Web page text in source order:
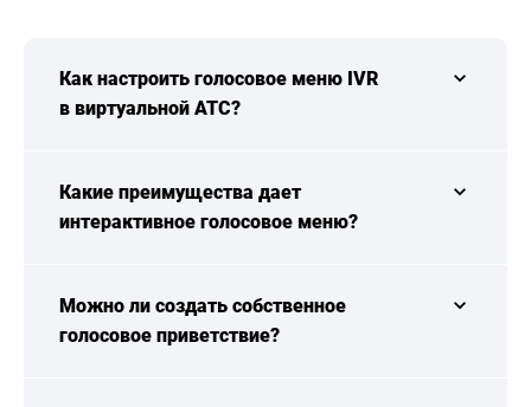
Как настроить голосовое меню IVR
в виртуальной АТС?
Какие преимущества дает
интерактивное голосовое меню?
Можно ли создать собственное
голосовое приветствие?